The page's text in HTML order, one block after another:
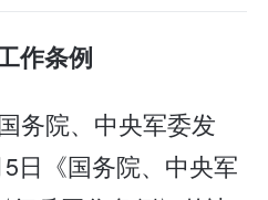
作条例
务院、中央军委发
《国务院、中央军